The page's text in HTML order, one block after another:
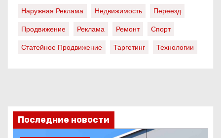
Наружная Реклама
Недвижимость
Переезд
Продвижение
Реклама Ремонт
Спорт
Статейное Продвижение
Таргетинг Технологии
Последние новости